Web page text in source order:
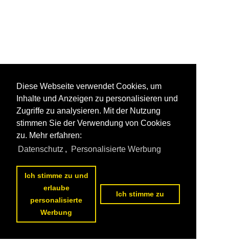
Diese Webseite verwendet Cookies, um
Inhalte und Anzeigen zu personalisieren und
Zugriffe zu analysieren. Mit der Nutzung
stimmen Sie der Verwendung von Cookies
zu. Mehr erfahren:
Datenschutz , Personalisierte Werbung
Ich stimme zu und
erlaube
personalisierte
Werbung
Ich stimme zu